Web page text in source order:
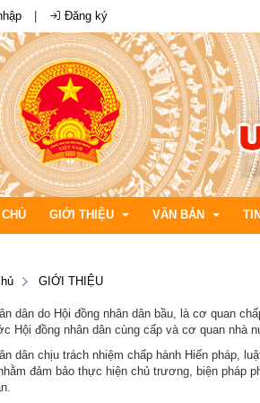
Đăng ký
GIỚI THIỆU
Đảng ủy xã
Hội đồng nhân dân xã
Bản đồ địa giới
Điều kiện tự nhiên
VĂN BẢN
Văn bản quy phạm
GIỚI THIỆU
dân do Hội đồng nhân dân bầu, là cơ quan
Hội đồng nhân dân cùng cấp và cơ quan nhà
dân chịu trách nhiệm chấp hành Hiến pháp,
đảm bảo thực hiện chủ trương, biện pháp